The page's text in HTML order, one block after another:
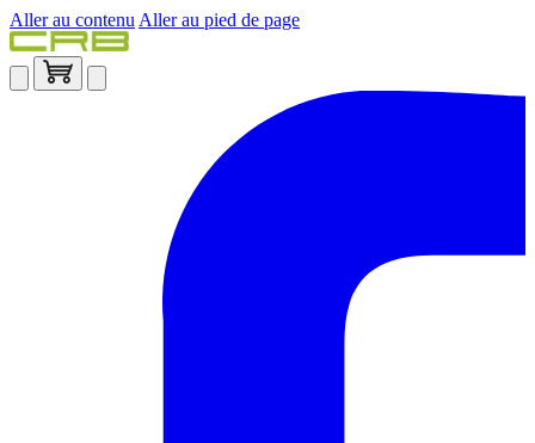
Aller au contenu Aller au pied de page